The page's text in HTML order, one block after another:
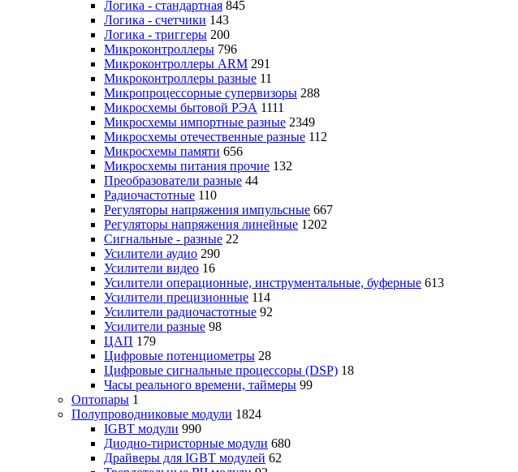
Логика - стандартная 845
Логика - счетчики 143
Логика - триггеры 200
Микроконтроллеры 796
Микроконтроллеры ARM 291
Микроконтроллеры разные 11
Микропроцессорные супервизоры 288
Микросхемы бытовой РЭА 1111
Микросхемы импортные разные 2349
Микросхемы отечественные разные 112
Микросхемы памяти 656
Микросхемы питания прочие 132
Преобразователи разные 44
Радиочастотные 110
Регуляторы напряжения импульсные 667
Регуляторы напряжения линейные 1202
Сигнальные - разные 22
Усилители аудио 290
Усилители видео 16
Усилители операционные, инструментальные, буферные 613
Усилители прецизионные 114
Усилители радиочастотные 92
Усилители разные 98
ЦАП 179
Цифровые потенциометры 28
Цифровые сигнальные процессоры (DSP) 18
Часы реального времени, таймеры 99
Оптопары 1
Полупроводниковые модули 1824
IGBT модули 990
Диодно-тиристорные модули 680
Драйверы для IGBT модулей 62